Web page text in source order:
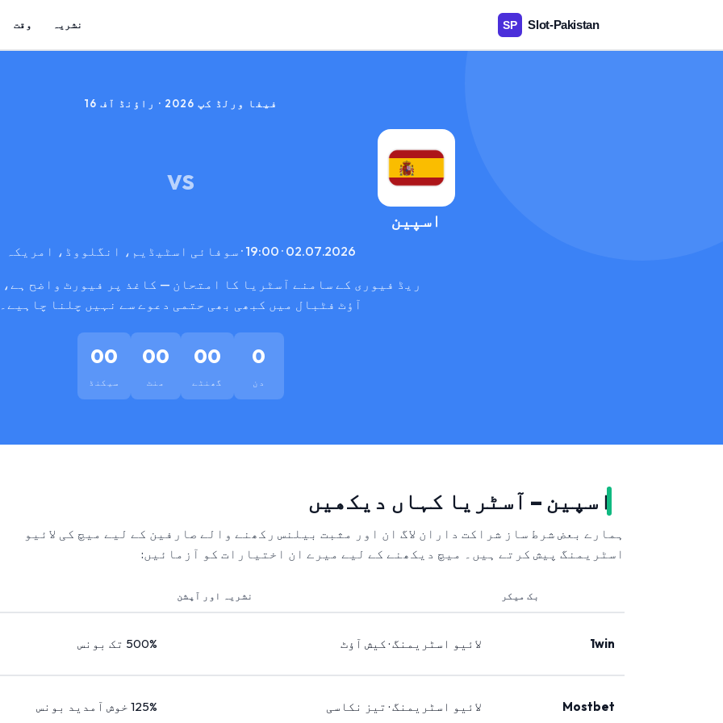
نشریہ وقت
فیفا ورلڈ کپ 2026 · راؤنڈ آف 16
اسپین
VS
02.07.2026 · 19:00 · سوفائی اسٹیڈیم، انگلووڈ، امریکہ
ریڈ فیوری کے سامنے آسٹریا کا امتحان — کاغذ پر فیورٹ واضح
آؤٹ فٹبال میں کبھی بھی حتمی دعوے سے نہیں چلنا چاہیے۔
0
دن
00
گھنٹے
00
منٹ
00
سیکنڈ
اسپین – آسٹریا کہاں دیکھیں
ہمارے بعض شرط ساز شراکت داران لاگ ان اور مثبت بیلنس رکھنے والے صارفین کے لیے میچ کی لائیو
اسٹریمنگ پیش کرتے ہیں۔ میچ دیکھنے کے لیے میرے ان اختیارات کو آزمائیں:
بک میکر نشریہ اور آپشن
1win لائیو اسٹریمنگ · کیش آؤٹ 500% تک بونس
Mostbet لائیو اسٹریمنگ · تیز نکاسی 125% خوش آمدید بونس